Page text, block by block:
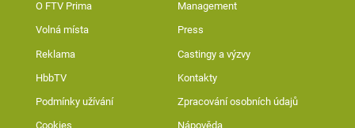
O FTV Prima Management
Volná místa Press
Reklama Castingy a výzvy
HbbTV Kontakty
Podmínky užívání Zpracování osobních údajů
Cookies Nápověda